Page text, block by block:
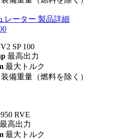
レーター 製品詳細
SP 100
最高出力
最大トルク
装備重量（燃料を除く）
RVE
最高出力
最大トルク